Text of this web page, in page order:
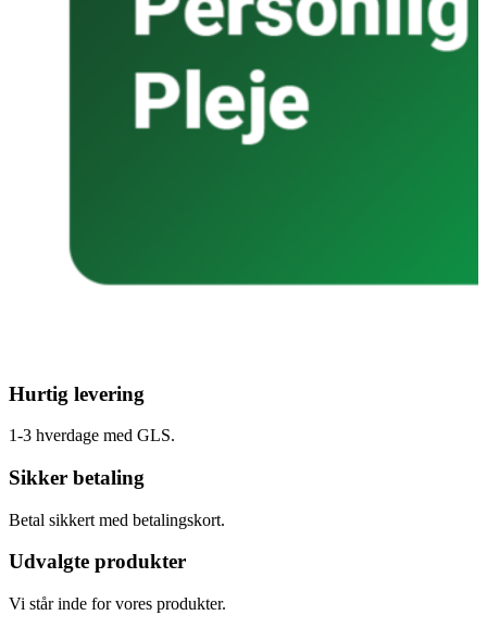
Hurtig levering
1-3 hverdage med GLS.
Sikker betaling
Betal sikkert med betalingskort.
Udvalgte produkter
Vi står inde for vores produkter.